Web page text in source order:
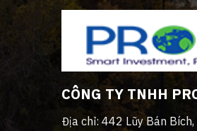
CÔNG TY TNHH
Địa chỉ: 442 Lũy Bán